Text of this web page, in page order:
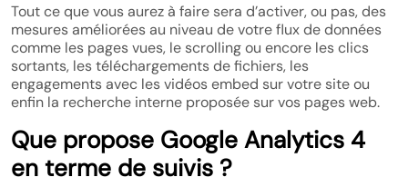
Tout ce que vous aurez à faire sera d’activer, ou pas, des
mesures améliorées au niveau de votre flux de données
comme les pages vues, le scrolling ou encore les clics
sortants, les téléchargements de fichiers, les
engagements avec les vidéos embed sur votre site ou
enfin la recherche interne proposée sur vos pages web.
Que propose Google Analytics 4
en terme de suivis ?